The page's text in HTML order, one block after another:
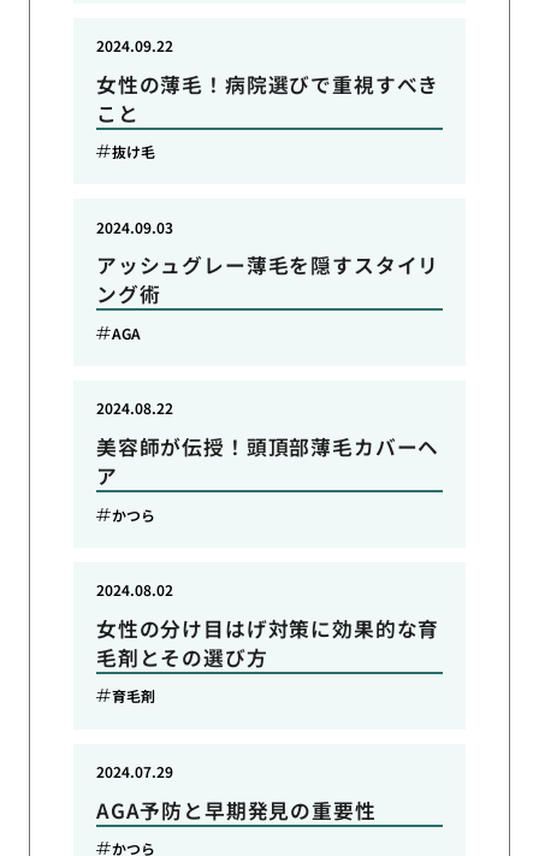
女性の薄毛！病院選びで重視すべき
こと
2024.09.22
抜け毛
アッシュグレー薄毛を隠すスタイリ
ング術
2024.09.03
AGA
美容師が伝授！頭頂部薄毛カバーヘ
ア
2024.08.22
かつら
女性の分け目はげ対策に効果的な育
毛剤とその選び方
2024.08.02
育毛剤
AGA予防と早期発見の重要性
2024.07.29
かつら